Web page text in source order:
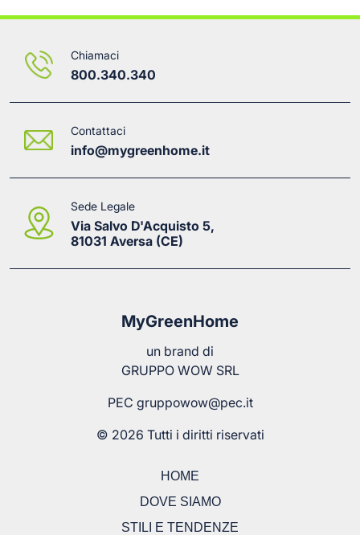
Chiamaci
800.340.340
Contattaci
info@mygreenhome.it
Sede Legale
Via Salvo D'Acquisto 5,
81031 Aversa (CE)
MyGreenHome
un brand di
GRUPPO WOW SRL
PEC gruppowow@pec.it
© 2026 Tutti i diritti riservati
HOME
DOVE SIAMO
STILI E TENDENZE